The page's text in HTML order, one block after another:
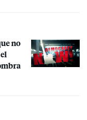
no